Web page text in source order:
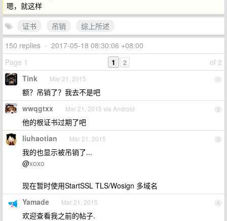
嗯，就这样
证书
吊销
综上所述
150 replies • 2017-05-18 08:30:06 +08:00
Page 1
of 2
1 2
1
Tink Mar 21, 2015
额？吊销了？我去不是吧
2
wwqgtxx Mar 21, 2015 via Android
他的根证书过期了吧
3
liuhaotian Mar 21, 2015
我的也显示被吊销了...
@xoxo
现在暂时使用StartSSL TLS/Wosign 多域名
4
Yamade Mar 21, 2015
欢迎查看我之前的帖子.